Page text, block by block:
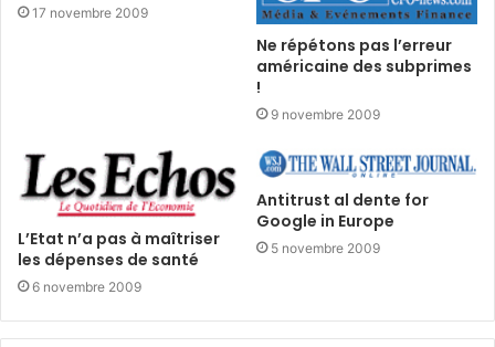
17 novembre 2009
Ne répétons pas l’erreur
américaine des subprimes
!
9 novembre 2009
L’Etat n’a pas à maîtriser
les dépenses de santé
6 novembre 2009
Antitrust al dente for
Google in Europe
5 novembre 2009